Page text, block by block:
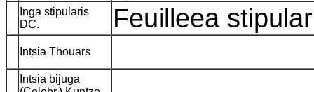
Inga stipularis
DC.
Feuilleea
Intsia Thouars
Intsia bijuga